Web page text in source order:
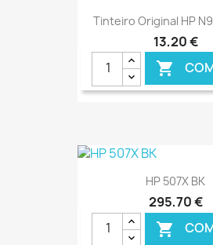
Tinteiro Original HP
13,20 €

HP 507X BK
295,70 €
